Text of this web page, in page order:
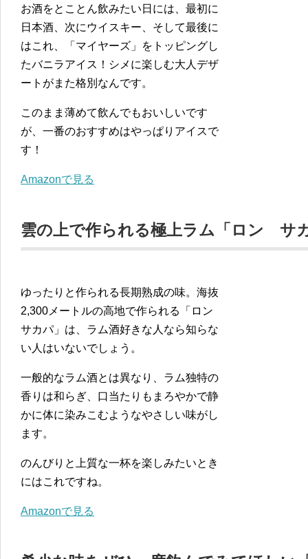
お酒をとことん飲みたい日には、最初に
日本酒、次にウイスキー、そして最後に
はこれ、「マイヤーズ」をトッピングし
たバニラアイス！シメに楽しむ大人デザ
ートがまた格別なんです。
このまま薄めて飲んでもおいしいです
が、一番のおすすめはやっぱりアイスで
す！
Amazonで見る
雲の上で作られる極上ラム「ロン サ
ゆったりと作られる長期熟成の味。海抜
2,300メートルの高地で作られる「ロン
サカパ」は、ラム酒好きな人なら知らな
い人はいないでしょう。
一般的なラム酒とは異なり、ラム独特の
香りは和らぎ、口当たりもまろやかで静
かに体に染みこむようなやさしい味がし
ます。
のんびりと上質な一杯を楽しみたいとき
にはこれですね。
Amazonで見る